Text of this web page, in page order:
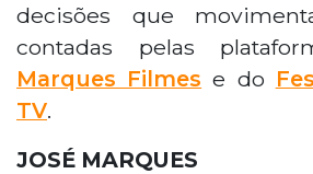
decisões que
contadas pelas
Marques Filmes e do
TV.
JOSÉ MARQUES